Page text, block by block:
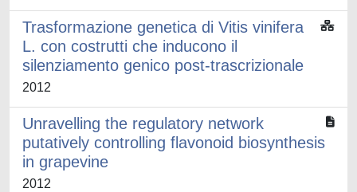
Trasformazione genetica di Vitis vinifera
L. con costrutti che inducono il
silenziamento genico post-trascrizionale
2012
Unravelling the regulatory network
putatively controlling flavonoid biosynthesis
in grapevine
2012